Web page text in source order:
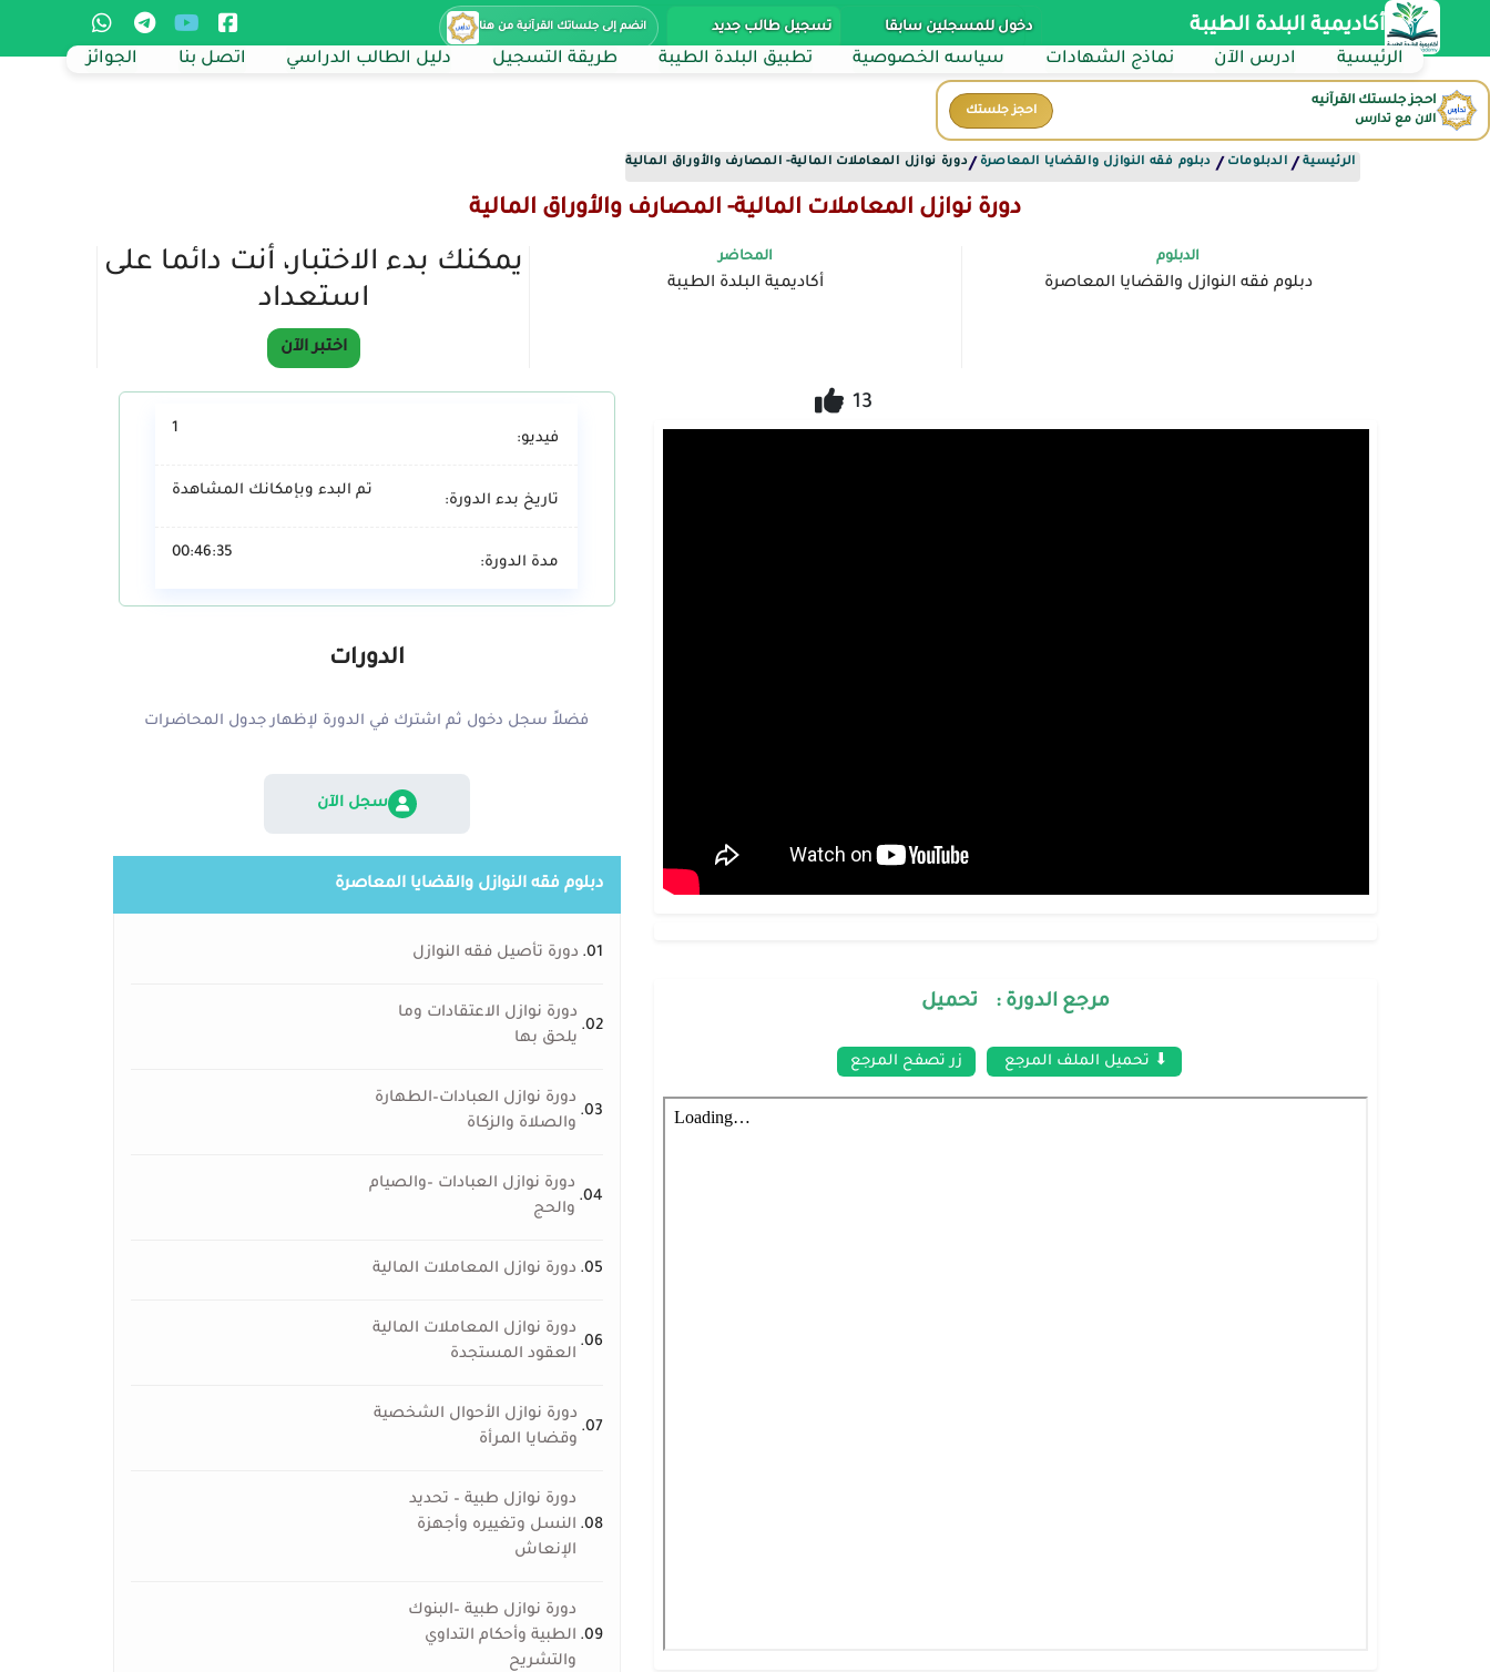
أكاديمية البلدة الطيبة دخول للمسجلين سابقا تسجيل طالب جديد انضم إلى جلساتك القرآنية من هنا
الرئيسية ادرس الآن نماذج الشهادات سياسه الخصوصية تطبيق البلدة الطيبة طريقة التسجيل دليل الطالب الدراسي اتصل بنا الجوائز
احجز جلستك القرآنيه
الان مع تدارس
احجز جلستك
الرئيسية / الدبلومات / دبلوم فقه النوازل والقضايا المعاصرة /دورة نوازل المعاملات المالية- المصارف والأوراق المالية
دورة نوازل المعاملات المالية- المصارف والأوراق المالية
الدبلوم
دبلوم فقه النوازل والقضايا المعاصرة
المحاضر
أكاديمية البلدة الطيبة
يمكنك بدء الاختبار، أنت دائما على
استعداد
اختبر الآن
13
مرجع الدورة : تحميل
⬇ تحميل الملف المرجع زر تصفح المرجع
فيديو:
1
تاريخ بدء الدورة:
تم البدء وبإمكانك المشاهدة
مدة الدورة:
00:46:35
الدورات
فضلاً سجل دخول ثم اشترك في الدورة لإظهار جدول المحاضرات
سجل الآن
دبلوم فقه النوازل والقضايا المعاصرة
01. دورة تأصيل فقه النوازل
02.
دورة نوازل الاعتقادات وما
يلحق بها
03.
دورة نوازل العبادات–الطهارة
والصلاة والزكاة
04.
دورة نوازل العبادات –والصيام
والحج
05. دورة نوازل المعاملات المالية
06.
دورة نوازل المعاملات المالية
العقود المستجدة
07.
دورة نوازل الأحوال الشخصية
وقضايا المرأة
08.
دورة نوازل طبية – تحديد
النسل وتغييره وأجهزة
الإنعاش
09.
دورة نوازل طبية –البنوك
الطبية وأحكام التداوي
والتشريح